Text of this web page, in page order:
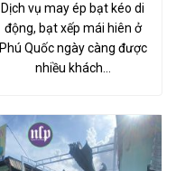
Dịch vụ may ép bạt kéo di
động, bạt xếp mái hiên ở
Phú Quốc ngày càng được
nhiều khách…